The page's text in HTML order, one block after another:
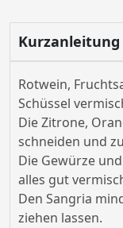
Kurzanleitung
Rotwein,
Schüssel
Die Zitrone,
schneiden und
Die Gewürze
alles gut
Den Sangria
ziehen lassen.